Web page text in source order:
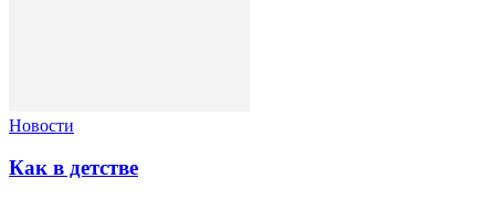
Новости
Как в детстве